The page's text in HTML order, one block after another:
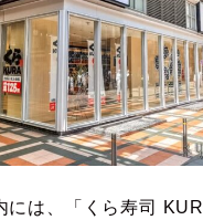
には、「くら寿司